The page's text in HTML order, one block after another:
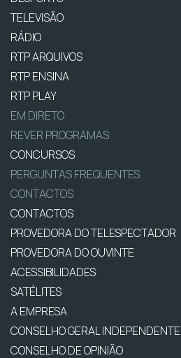
TELEVISÃO
RÁDIO
RTP ARQUIVOS
RTP ENSINA
RTP PLAY
EM DIRETO
REVER PROGRAMAS
CONCURSOS
PERGUNTAS FREQUENTES
CONTACTOS
CONTACTOS
PROVEDORA DO TELESPECTADOR
PROVEDORA DO OUVINTE
ACESSIBILIDADES
SATÉLITES
A EMPRESA
CONSELHO GERAL INDEPENDENTE
CONSELHO DE OPINIÃO